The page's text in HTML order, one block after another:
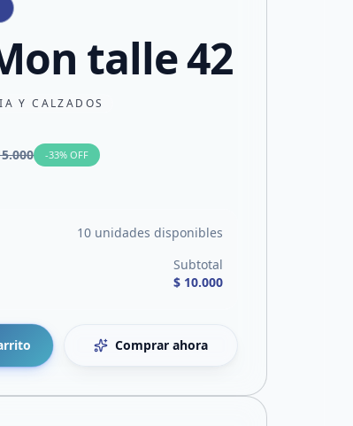
talle 42
Y CALZADOS
-33% OFF
10 unidades disponibles
Subtotal
$ 10.000
Comprar ahora